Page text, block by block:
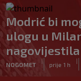
Modrić bi
ulogu u
NOGOMET
|
prije 1 h
|